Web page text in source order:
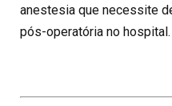
anestesia que necessite
pós-operatória no hospital.